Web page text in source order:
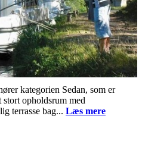
kategorien Sedan, som er
stort opholdsrum med
terrasse bag... Læs mere